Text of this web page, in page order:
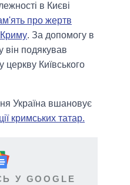
в Києві
про жертв
Криму. За допомогу в
він подякував
церкву Київського
Україна вшановує
кримських татар.
У GOOGLE